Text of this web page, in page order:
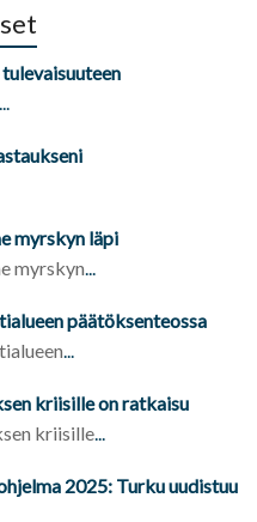
myrskyn läpi
myrskyn
päätöksenteossa
kriisille on ratkaisu
kriisille
2025: Turku uudistuu